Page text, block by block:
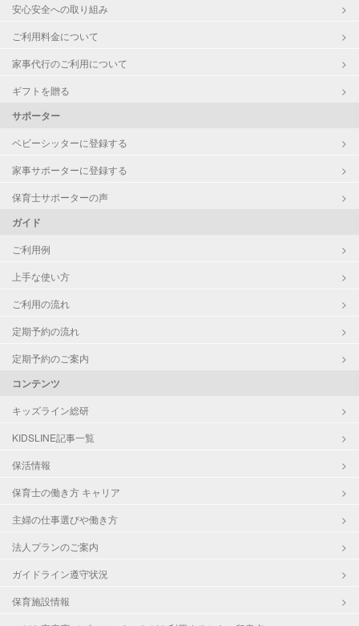
安心安全への取り組み
ご利用料金について
家事代行のご利用について
ギフトを贈る
サポーター
ベビーシッターに登録する
家事サポーターに登録する
保育士サポーターの声
ガイド
ご利用例
上手な使い方
ご利用の流れ
定期予約の流れ
定期予約のご案内
コンテンツ
キッズライン総研
KIDSLINE記事一覧
保活情報
保育士の働き方 キャリア
主婦の仕事選びや働き方
法人プランのご案内
ガイドライン遵守状況
保育施設情報